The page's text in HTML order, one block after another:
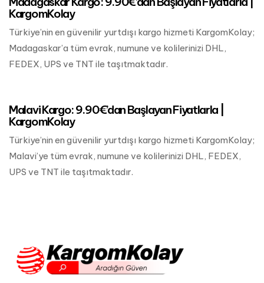
KargomKolay
Türkiye’nin en güvenilir yurtdışı kargo hizmeti KargomKolay;
Madagaskar’a tüm evrak, numune ve kolilerinizi DHL,
FEDEX, UPS ve TNT ile taşıtmaktadır.
Malavi Kargo: 9.90€’dan Başlayan Fiyatlarla |
KargomKolay
Türkiye’nin en güvenilir yurtdışı kargo hizmeti KargomKolay;
Malavi’ye tüm evrak, numune ve kolilerinizi DHL, FEDEX,
UPS ve TNT ile taşıtmaktadır.